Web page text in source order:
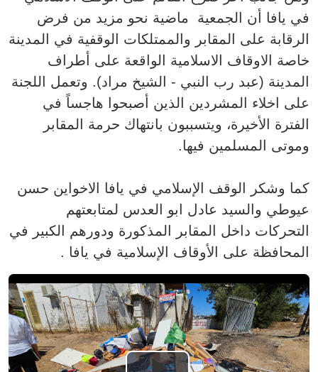
في يافا أن الجمعية ماضية نحو مزيد من فرض
الرقابة على المقابر والممتلكات الوقفية في المدينة
خاصة الاوقاف الاسلامية الواقعة على أطراف
المدينة (عبد رب النبي - الشيخ مراد). وتعمل اللجنة
على اخلاء المشردين الذين أصبحوا هاجساً في
الفترة الأخيرة، ويتسببون بانتهاك حرمة المقابر
وموتى المسلمين فيها.
كما وشكر الوقف الإسلامي في يافا الاخواين حسن
عيوطي والسيد عادل ابو العدس لمتابعتهم
التحركات داخل المقابر المذكورة ودورهم الكبير في
المحافظة على الأوقاف الإسلامية في يافا .